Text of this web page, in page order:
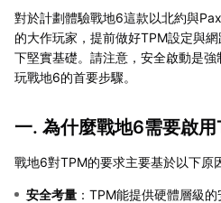
對於計劃體驗戰地6這款以北約與
的大作玩家，提前做好TPM設定與
下堅實基礎。請注意，安全啟動是
玩戰地6的首要步驟。
一. 為什麼戰地6需要啟用
戰地6對TPM的要求主要基於以下原
安全考量 ：TPM能提供硬體層級